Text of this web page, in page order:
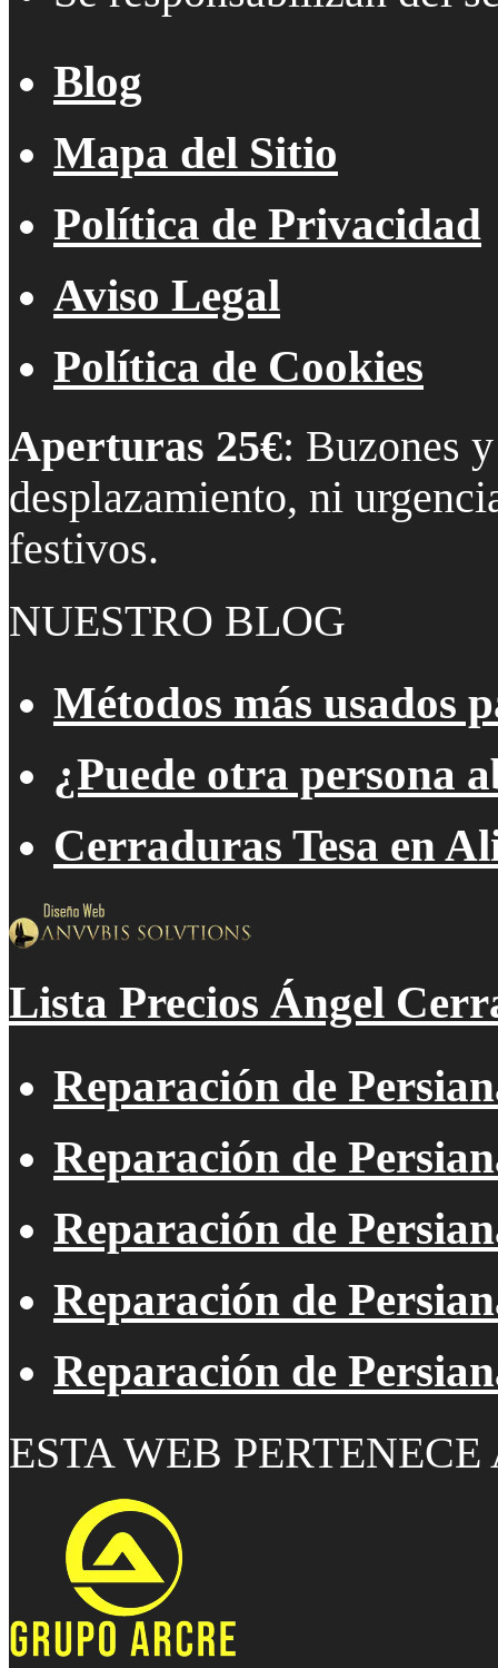
Blog
Mapa del Sitio
Política de Privacidad
Aviso Legal
Política de Cookies
Aperturas 25€: Buzones
desplazamiento, ni
festivos.
NUESTRO BLOG
Métodos más usados
¿Puede otra persona
Cerraduras Tesa en
Lista Precios Ángel
Reparación de
Reparación de
Reparación de
Reparación de
Reparación de
ESTA WEB PERTENECE